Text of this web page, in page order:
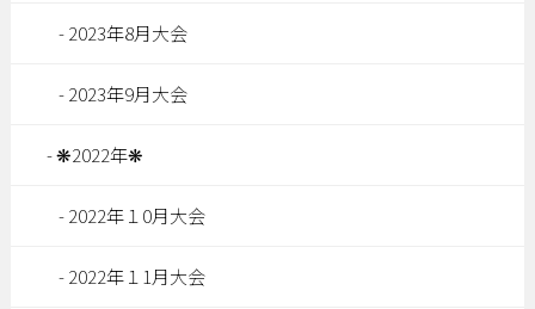
2023年8月大会
2023年9月大会
❋2022年❋
2022年１0月大会
2022年１1月大会